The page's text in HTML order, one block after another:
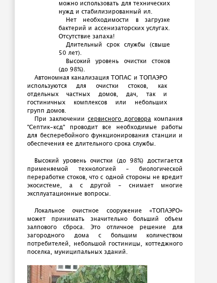
можно использовать для технических
нужд и стабилизированный ил.
Нет необходимости в загрузке
бактерий и ассенизаторских услугах.
Отсутствие запаха!
Длительный срок службы (свыше
50 лет).
Высокий уровень очистки стоков
(до 98%).
Автономная канализация ТОПАС и ТОПАЭРО
используются для очистки стоков, как
отдельных частных домов, дач, так и
гостиничных комплексов или небольших
групп домов.
При заключении сервисного договора компания
"Септик-ксд" проводит все необходимые работы
для бесперебойного функционирования станции и
обеспечения ее длительного срока службы.
Высокий уровень очистки (до 98%) достигается
применяемой технологией – биологической
переработке стоков, что с одной стороны не вредит
экосистеме, а с другой - снимает многие
эксплуатационные вопросы.
Локальное очистное сооружение «ТОПАЭРО»
может принимать значительно больший объем
залпового сброса. Это отличное решение для
загородного дома с большим количеством
потребителей, небольшой гостиницы, коттеджного
поселка, муниципальных зданий.